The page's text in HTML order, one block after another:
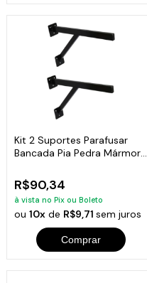
Kit 2 Suportes Parafusar
Bancada Pia Pedra Mármore
R$90,34
à vista no Pix ou Boleto
ou10x de R$9,71sem juros
Comprar